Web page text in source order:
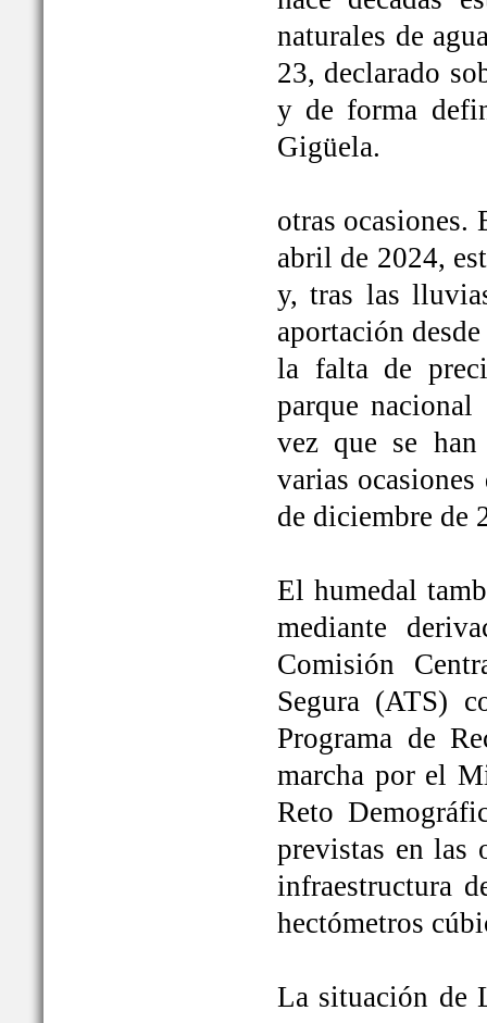
naturales de
23, declarado
y de forma
Gigüela.
otras ocasiones.
abril de 2024,
y, tras las
aportación
la falta de
parque
vez que se
varias
de diciembre de
El humedal
mediante
Comisión
Segura (ATS)
Programa de
marcha por el
Reto
previstas en las
infraestructura
hectómetros
La situación de